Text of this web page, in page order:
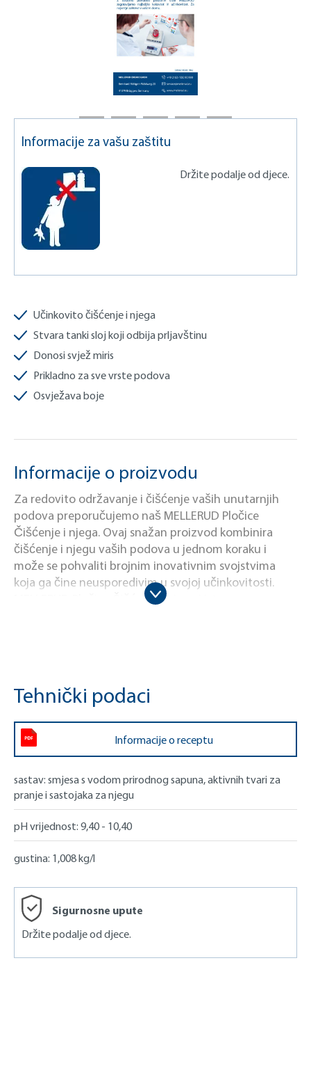
Učinkovito čišćenje i njega
Stvara tanki sloj koji odbija prljavštinu
Donosi svjež miris
Prikladno za sve vrste podova
Osvježava boje
Informacije za vašu zaštitu
Držite podalje od djece.
Informacije o proizvodu
Za redovito održavanje i čišćenje vaših unutarnjih
podova preporučujemo naš MELLERUD Pločice
Čišćenje i njega. Ovaj snažan proizvod kombinira
čišćenje i njegu vaših podova u jednom koraku i
može se pohvaliti brojnim inovativnim svojstvima
koja ga čine neusporedivim u svojoj učinkovitosti.
MELLERUD Pločice Čišćenje i njega i istovremeno
ima osvježavajući učinak boje, vraćajući tupe mrlje na
Čišćenje i njega dobro djeluje na glazirane i
neglazirane podne pločice poput keramike, cijepanih
prirodnog kamena poput škriljevca, Solnhofen ploča i
granita. Proizvod također djeluje u punom potencijalu
koristite ovaj proizvod za čišćenje podova kako biste
Pitanja o proizvodu?
+49 (0) 2163 / 950 90 990
service@mellerud.eu
Tehnički podaci
Informacije o receptu
sastav: smjesa s vodom prirodnog sapuna, aktivnih tvari za
pranje i sastojaka za njegu
pH vrijednost: 9,40 - 10,40
gustina: 1,008 kg/l
Sigurnosne upute
Držite podalje od djece.